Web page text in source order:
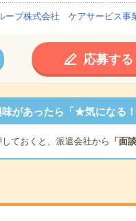
ープ株式会社 ケアサービス事
応募する
味があったら「★気になる！
しておくと、派遣会社から 「面